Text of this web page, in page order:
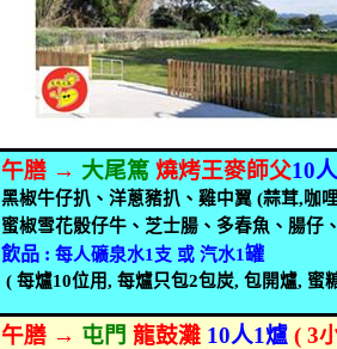
午膳 → 大尾篤 燒烤王麥師父10
黑椒牛仔扒、洋蔥豬扒、雞中翼 (蒜茸,咖
蜜椒雪花骰仔牛、芝士腸、多春魚、腸仔
飲品 :每人礦泉水1 支 或 汽水1罐
(每爐10位用,每爐只包2包炭,包開爐, 蜜
午膳 → 屯門 龍鼓灘 10人1爐 ( 3